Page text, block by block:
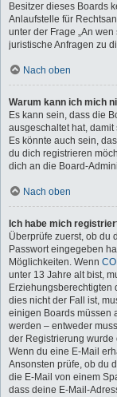
Besitzer dieses Boards
Anlaufstelle für
unter der Frage „An
juristische Anfragen zu
Nach oben
Warum kann ich mich
Es kann sein, dass die
ausgeschaltet hat,
Es könnte auch sein,
du dich registrieren
dich an die Board-
Nach oben
Ich habe mich
Überprüfe zuerst, ob du
Passwort eingegeben
Möglichkeiten. Wenn
unter 13 Jahre alt bist,
Erziehungsberechtigten
dies nicht der Fall ist,
einigen Boards müssen
werden – entweder
der Registrierung wurde
Wenn du eine E-Mail
Ansonsten prüfe, ob du
die E-Mail von einem
dass deine E-Mail-